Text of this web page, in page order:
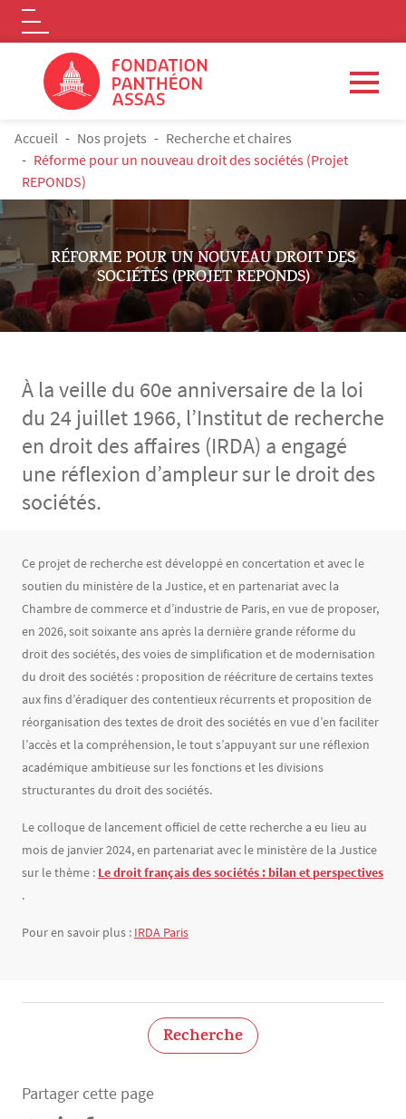
Aller au contenu principal
Logo
FIL D'ARIANE
Accueil Nos projets
Recherche et chaires
Réforme pour un nouveau droit des sociétés (Projet
REPONDS)
RÉFORME POUR UN NOUVEAU DROIT DES
SOCIÉTÉS (PROJET REPONDS)
À la veille du 60e anniversaire de la loi
du 24 juillet 1966, l’Institut de recherche
en droit des affaires (IRDA) a engagé
une réflexion d’ampleur sur le droit des
sociétés.
Texte
Ce projet de recherche est développé en concertation et avec le
soutien du ministère de la Justice, et en partenariat avec la
Chambre de commerce et d’industrie de Paris, en vue de proposer,
en 2026, soit soixante ans après la dernière grande réforme du
droit des sociétés, des voies de simplification et de modernisation
du droit des sociétés : proposition de réécriture de certains textes
aux fins d’éradiquer des contentieux récurrents et proposition de
réorganisation des textes de droit des sociétés en vue d’en faciliter
l’accès et la compréhension, le tout s’appuyant sur une réflexion
académique ambitieuse sur les fonctions et les divisions
structurantes du droit des sociétés.
Le colloque de lancement officiel de cette recherche a eu lieu au
mois de janvier 2024, en partenariat avec le ministère de la Justice
sur le thème : Le droit français des sociétés : bilan et perspectives
.
Pour en savoir plus : IRDA Paris
Recherche
Partager cette page